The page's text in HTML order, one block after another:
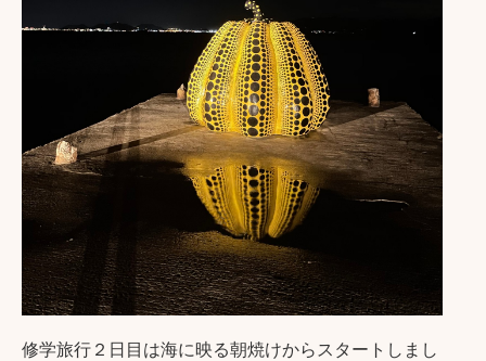
修学旅行２日目は海に映る朝焼けからスタートしまし